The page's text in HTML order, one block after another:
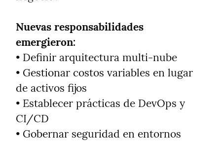
Nuevas responsabilidades
emergieron:
• Definir arquitectura multi-nube
• Gestionar costos variables en lugar
de activos fijos
• Establecer prácticas de DevOps y
CI/CD
• Gobernar seguridad en entornos